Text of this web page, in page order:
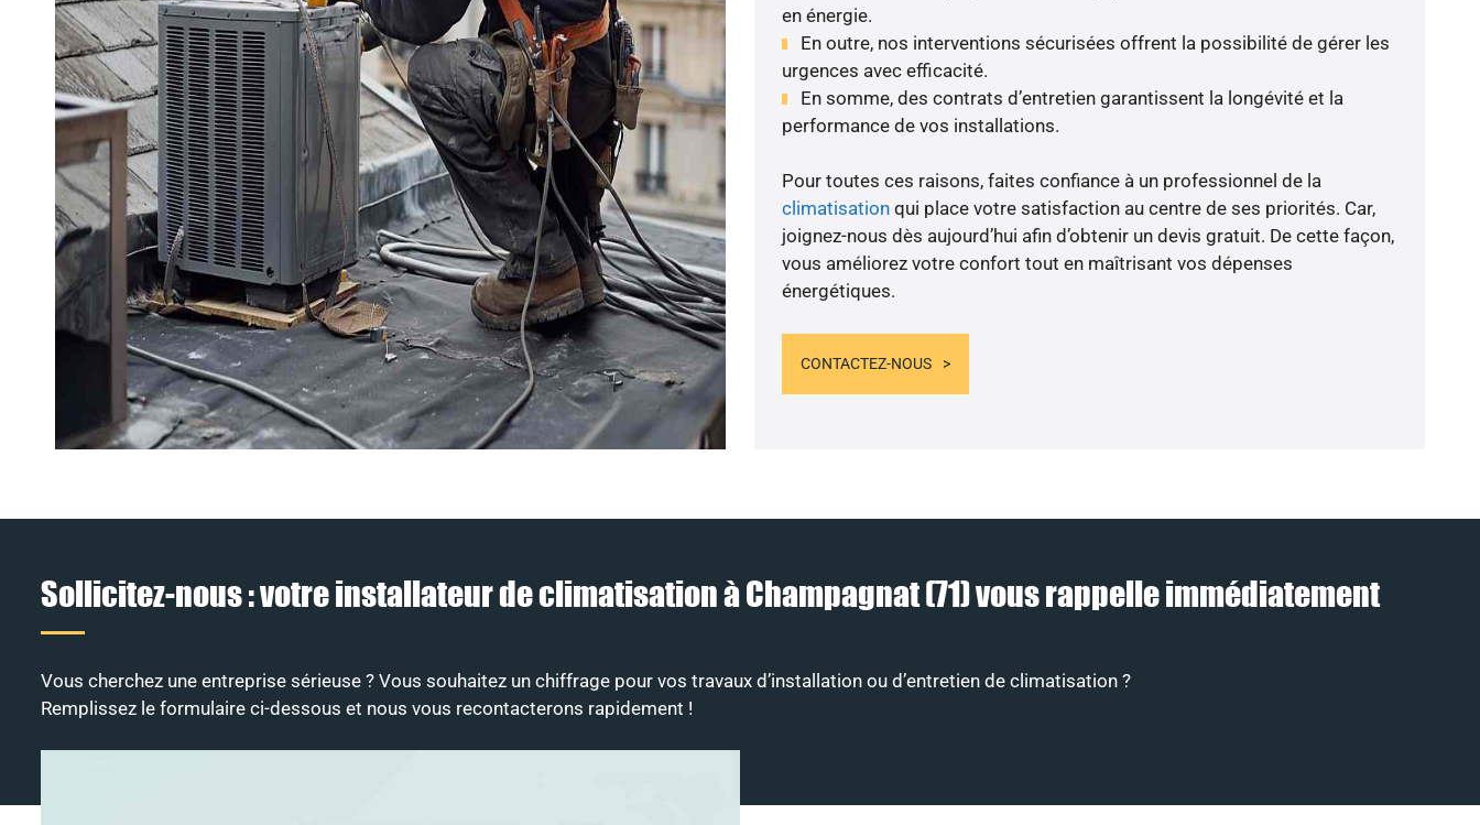
en énergie.
En outre, nos interventions sécurisées offrent la possibilité de gérer les
urgences avec efficacité.
En somme, des contrats d’entretien garantissent la longévité et la
performance de vos installations.
Pour toutes ces raisons, faites confiance à un professionnel de la
climatisationqui place votre satisfaction au centre de ses priorités. Car,
joignez-nous dès aujourd’hui afin d’obtenir un devis gratuit. De cette façon,
vous améliorez votre confort tout en maîtrisant vos dépenses
énergétiques.
CONTACTEZ-NOUS
Sollicitez-nous : votre installateur de climatisation à Champagnat (71) vous rappelle immédiatement
Vous cherchez une entreprise sérieuse ? Vous souhaitez un chiffrage pour vos travaux d’installation ou d’entretien de climatisation ?
Remplissez le formulaire ci-dessous et nous vous recontacterons rapidement !